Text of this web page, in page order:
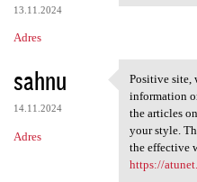
13.11.2024
Adres
sahnu
14.11.2024
Adres
Positive
Positive site,
information
the articles
your style.
the effective
https://